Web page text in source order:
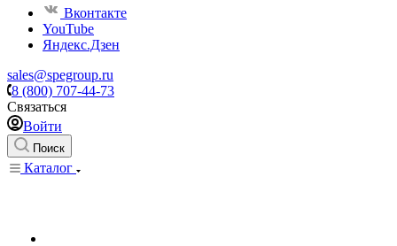
Вконтакте
YouTube
Яндекс.Дзен
sales@spegroup.ru
8 (800) 707-44-73
Связаться
Войти
Поиск
Каталог